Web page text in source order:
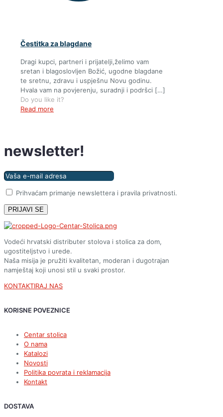
Čestitka za blagdane
Dragi kupci, partneri i prijatelji,želimo vam
sretan i blagoslovljen Božić, ugodne blagdane
te sretnu, zdravu i uspješnu Novu godinu.
Hvala vam na povjerenju, suradnji i podršci […]
Do you like it?
Read more
newsletter!
Prihvaćam primanje newslettera i pravila privatnosti.
Vodeći hrvatski distributer stolova i stolica za dom,
ugostiteljstvo i urede.
Naša misija je pružiti kvalitetan, moderan i dugotrajan
namještaj koji unosi stil u svaki prostor.
KONTAKTIRAJ NAS
KORISNE POVEZNICE
Centar stolica
O nama
Katalozi
Novosti
Politika povrata i reklamacija
Kontakt
DOSTAVA